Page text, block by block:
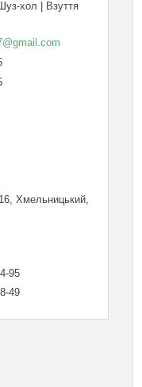
хол | Взуття
Хмельницький,
95
49